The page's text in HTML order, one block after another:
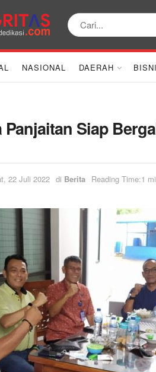
NASIONAL DAERAH
Siap
22 Juli 2022 di Berita Reading Time:1